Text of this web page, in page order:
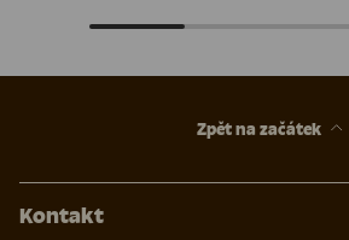
Zpět na začátek
Kontakt